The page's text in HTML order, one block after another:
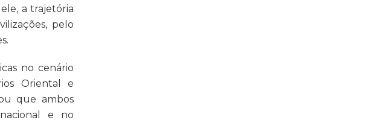
a trajetória
pelo
no cenário
Oriental e
que ambos
e no